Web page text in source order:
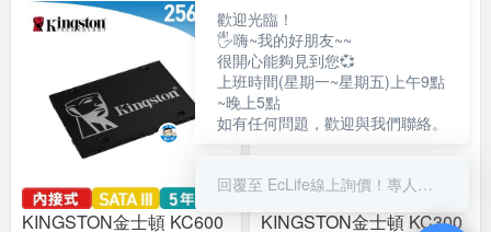
KINGSTON金士頓 KC600 KINGSTON金士頓 KC300
歡迎光臨！
🖐嗨~我的好朋友~~
很開心能夠見到您💞
上班時間(星期一~星期五)上午9點
~晚上5點
如有任何問題，歡迎與我們聯絡。
回覆至 EcLife線上詢價！專人服務